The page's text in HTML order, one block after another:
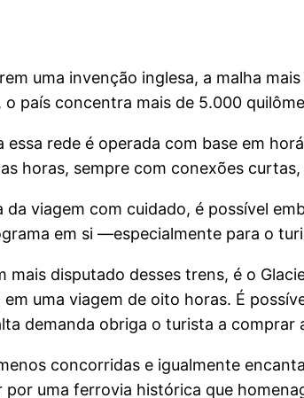
uma invenção inglesa, a malha
o país concentra mais de 5.000
essa rede é operada com base em
horas, sempre com conexões
da viagem com cuidado, é possível
em si —especialmente para o
mais disputado desses trens, é o
uma viagem de oito horas. É
demanda obriga o turista a
concorridas e igualmente
por uma ferrovia histórica que